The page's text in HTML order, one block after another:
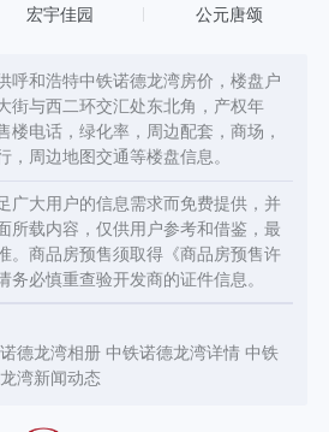
户150平米左右，边户170平米左右，全
， 6.6米超大面宽，超大面积阳光客
层高3.3米，预留贴心储藏室，独特设计
享有私家庭院。双车库入户设计，为主
车位需求。中铁龙湾二期低密度产品—
西万达广场 附院 ， 交通便利 周围配套
宏宇佳园 公元唐颂
呼和浩特中铁诺德龙湾房价，楼盘户
街与西二环交汇处东北角，产权年
楼电话，绿化率，周边配套，商场，
，周边地图交通等楼盘信息。
广大用户的信息需求而免费提供，并
所载内容，仅供用户参考和借鉴，最
。商品房预售须取得《商品房预售许
务必慎重查验开发商的证件信息。
德龙湾相册 中铁诺德龙湾详情 中铁
湾新闻动态